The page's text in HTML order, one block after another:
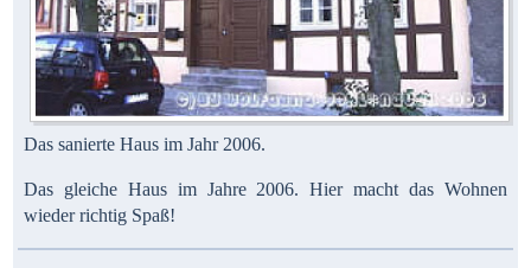
Das sanierte Haus im Jahr 2006.
Das gleiche Haus im Jahre 2006. Hier macht das Wohnen
wieder richtig Spaß!